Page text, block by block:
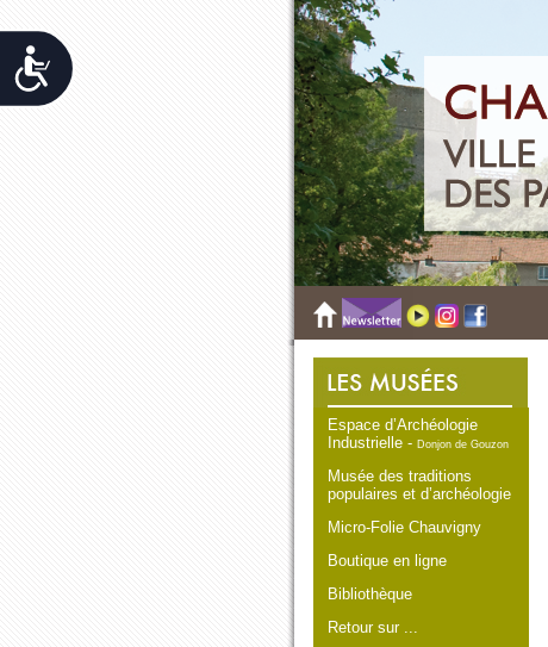
Espace d’Archéologie
Industrielle -Donjon de Gouzon
Musée des traditions
populaires et d’archéologie
Micro-Folie Chauvigny
Boutique en ligne
Bibliothèque
Retour sur ...